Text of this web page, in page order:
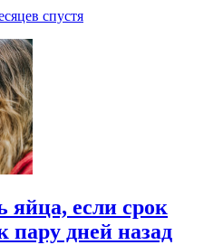
спустя
яйца, если срок
пару дней назад